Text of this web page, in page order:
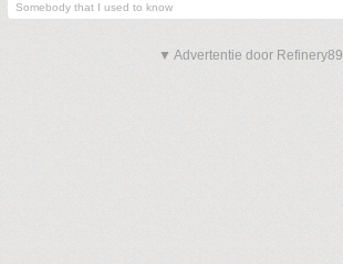
Somebody that I used to know
▼ Advertentie door Refinery89